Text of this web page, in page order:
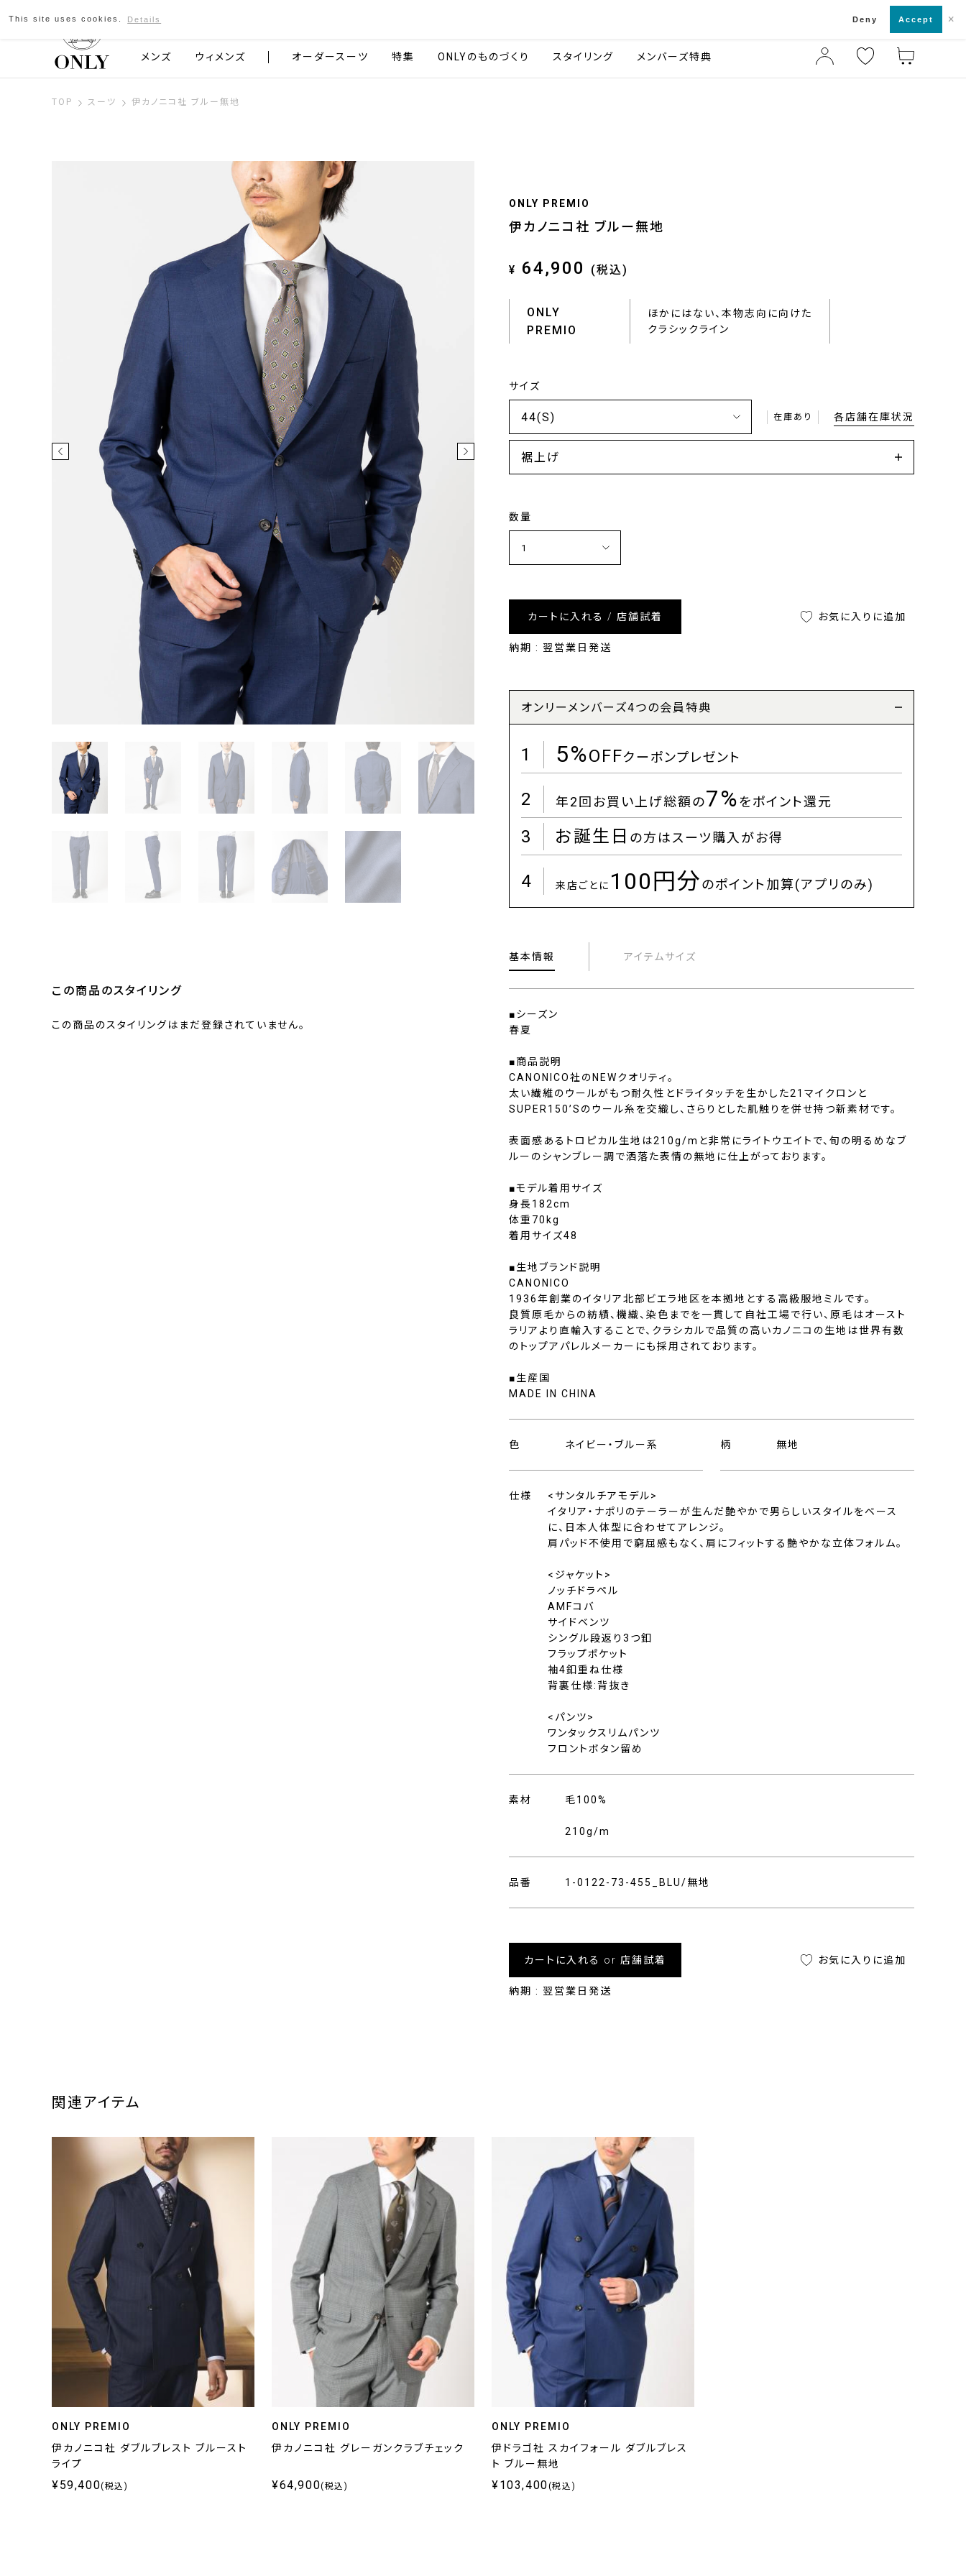
京都発のスーツブランド ONLY
メンズ ウィメンズ オーダースーツ 特集 ONLYのものづくり スタイリング メンバーズ特典
TOP スーツ 伊カノニコ社 ブルー無地
ONLY PREMIO
伊カノニコ社 ブルー無地
¥ 64,900 (税込)
ONLY
PREMIO
ほかにはない、本物志向に向けた
クラシックライン
サイズ
在庫あり 各店舗在庫状況
裾上げ
数量
カートに入れる / 店舗試着
納期 : 翌営業日発送
お気に入りに追加
オンリーメンバーズ4つの会員特典
1 5%OFFクーポンプレゼント
2 年2回お買い上げ総額の7%をポイント還元
3 お誕生日 の方はスーツ購入がお得
4 来店ごとに 100円分のポイント加算(アプリのみ)
基本情報 アイテムサイズ
■シーズン
春夏
■商品説明
CANONICO社のNEWクオリティ。
太い繊維のウールがもつ耐久性とドライタッチを生かした21マイクロンと
SUPER150’Sのウール糸を交織し、さらりとした肌触りを併せ持つ新素材です。
表面感あるトロピカル生地は210g/mと非常にライトウエイトで、旬の明るめなブ
ルーのシャンブレー調で洒落た表情の無地に仕上がっております。
■モデル着用サイズ
身長182cm
体重70kg
着用サイズ48
■生地ブランド説明
CANONICO
1936年創業のイタリア北部ビエラ地区を本拠地とする高級服地ミルです。
良質原毛からの紡績、機織、染色までを一貫して自社工場で行い、原毛はオースト
ラリアより直輸入することで、クラシカルで品質の高いカノニコの生地は世界有数
のトップアパレルメーカーにも採用されております。
■生産国
MADE IN CHINA
色 ネイビー・ブルー系 柄 無地
仕様
<サンタルチアモデル>
イタリア・ナポリのテーラーが生んだ艶やかで男らしいスタイルをベース
に、日本人体型に合わせてアレンジ。
肩パッド不使用で窮屈感もなく、肩にフィットする艶やかな立体フォルム。
<ジャケット>
ノッチドラペル
AMFコバ
サイドベンツ
シングル段返り3つ釦
フラップポケット
袖4釦重ね仕様
背裏仕様:背抜き
<パンツ>
ワンタックスリムパンツ
フロントボタン留め
素材 毛100%
210g/m
品番 1-0122-73-455_BLU/無地
カートに入れる or 店舗試着
納期 : 翌営業日発送
お気に入りに追加
この商品のスタイリング
この商品のスタイリングはまだ登録されていません。
関連アイテム
ONLY PREMIO
伊カノニコ社 ダブルブレスト ブルースト
ライプ
¥59,400(税込)
ONLY PREMIO
伊カノニコ社 グレーガンクラブチェック
¥64,900(税込)
ONLY PREMIO
伊ドラゴ社 スカイフォール ダブルブレス
ト ブルー無地
¥103,400(税込)
This site uses cookies. Details Deny Accept ×